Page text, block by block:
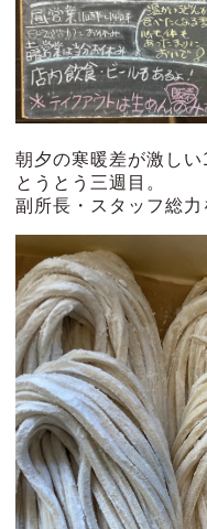
朝夕の寒暖差が激しい
とうとう三週目。
副所長・スタッフ総力